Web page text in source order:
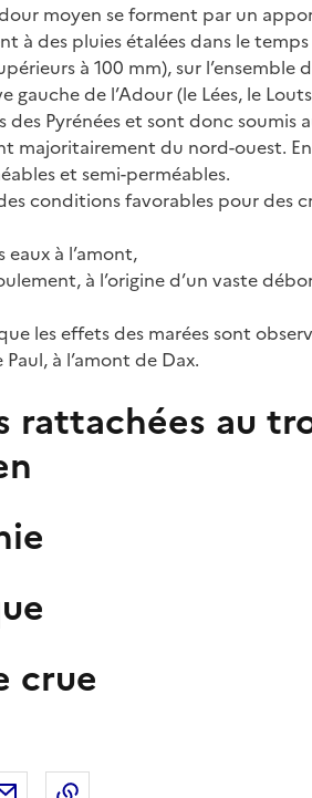
moyen se forment par un
à des pluies étalées dans le
à 100 mm), sur l’ensemble
gauche de l’Adour (le Lées, le
Pyrénées et sont donc soumis
majoritairement du nord-ouest.
et semi-perméables.
conditions favorables pour des
à l’amont,
à l’origine d’un vaste
les effets des marées sont
à l’amont de Dax.
rattachées au
crue